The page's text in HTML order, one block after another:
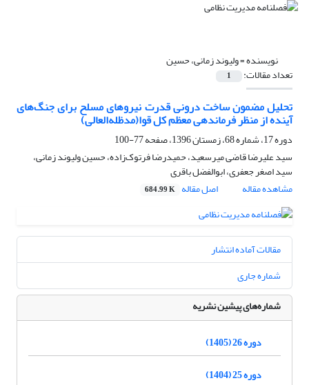
نویسنده =ولیوند‌ زمانی، حسین
تعداد مقالات: 1
تحلیل مضمون ساخت درونی قدرت نیروهای مسلح برای جنگ‌های
آینده از منظر فرماندهی معظم کل قوا(مدظله‌العالی)
دوره 17، شماره 68، زمستان 1396، صفحه
77-100
سید علیرضا قاضی میرسعید، حمیدرضا فرتوک‌زاده، حسین ولیوند‌ زمانی،
سید اصغر جعفری، ابوالفضل باقری
مشاهده مقاله
اصل مقاله 684.99 K
مقالات آماده انتشار
شماره جاری
شماره‌های پیشین نشریه
دوره 26 (1405)
دوره 25 (1404)